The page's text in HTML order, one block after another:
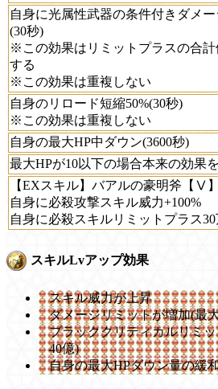
自身に光属性武器の条件付きダメ
(30秒)
※この効果はリミットプラスの合
する
※この効果は重複しない
自身のリロード短縮50%(30秒)
※この効果は重複しない
自身の最大HP中ダウン(3600秒)
最大HPが10以下の場合本来の効果
【EXスキル】バアルの豪明斧【Ⅴ】
自身に必殺攻撃スキル威力+100%
自身に必殺スキルリミットプラス
スキルLvアップ効果
スキル威力が上昇
ダメージリミットが増加(最
ブラッククリティカルリミ
40億)
自身の最大HPダウン量の緩